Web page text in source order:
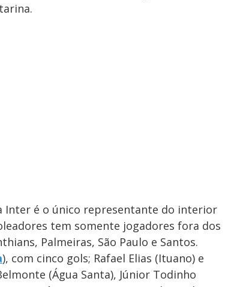
Inter é o único representante do interior
tem somente jogadores fora dos
Palmeiras, São Paulo e Santos.
), com cinco gols; Rafael Elias (Ituano) e
(Água Santa), Júnior Todinho